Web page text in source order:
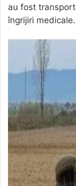
au fost
îngrijiri medicale.